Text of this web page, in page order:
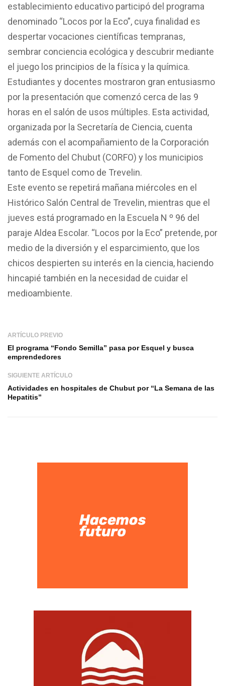
establecimiento educativo participó del programa
denominado “Locos por la Eco”, cuya finalidad es
despertar vocaciones científicas tempranas,
sembrar conciencia ecológica y descubrir mediante
el juego los principios de la física y la química.
Estudiantes y docentes mostraron gran entusiasmo
por la presentación que comenzó cerca de las 9
horas en el salón de usos múltiples. Esta actividad,
organizada por la Secretaría de Ciencia, cuenta
además con el acompañamiento de la Corporación
de Fomento del Chubut (CORFO) y los municipios
tanto de Esquel como de Trevelin.
Este evento se repetirá mañana miércoles en el
Histórico Salón Central de Trevelin, mientras que el
jueves está programado en la Escuela N º 96 del
paraje Aldea Escolar. “Locos por la Eco” pretende, por
medio de la diversión y el esparcimiento, que los
chicos despierten su interés en la ciencia, haciendo
hincapié también en la necesidad de cuidar el
medioambiente.
ARTÍCULO PREVIO
El programa “Fondo Semilla” pasa por Esquel y busca
emprendedores
SIGUIENTE ARTÍCULO
Actividades en hospitales de Chubut por “La Semana de las
Hepatitis”